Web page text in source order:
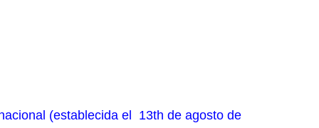
(establecida el 13th de agosto de